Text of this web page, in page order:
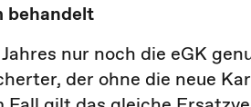
behandelt
nur noch die eGK
der ohne die neue